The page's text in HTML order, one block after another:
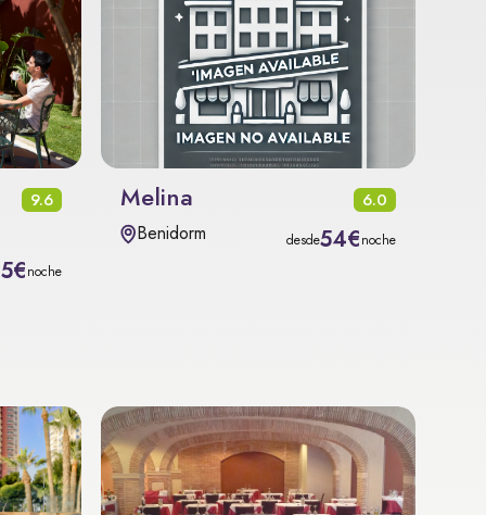
9.6
noche
Melina 6.0
Benidorm desde54€noche